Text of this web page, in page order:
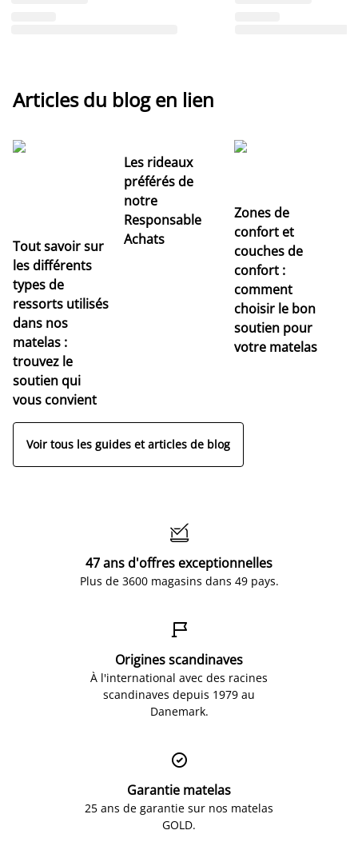
Articles du blog en lien
Tout savoir sur
les différents
types de
ressorts utilisés
dans nos
matelas :
trouvez le
soutien qui
vous convient
Les rideaux
préférés de
notre
Responsable
Achats
Zones de
confort et
couches de
confort :
comment
choisir le bon
soutien pour
votre matelas
Voir tous les guides et articles de blog

47 ans d'offres exceptionnelles
Plus de 3600 magasins dans 49 pays.

Origines scandinaves
À l'international avec des racines
scandinaves depuis 1979 au
Danemark.

Garantie matelas
25 ans de garantie sur nos matelas
GOLD.